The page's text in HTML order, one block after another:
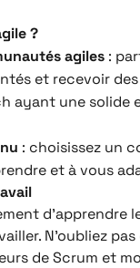
?
agiles :
et recevoir
ayant une solide
: choisissez un
et à vous
N’oubliez
de Scrum et